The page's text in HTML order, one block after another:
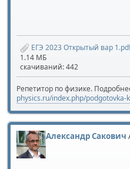
ЕГЭ 2023 Открытый вар
1.14 МБ
скачиваний: 442
Репетитор по физике.
physics.ru/index.php/podgotovka-
Александр Сакович